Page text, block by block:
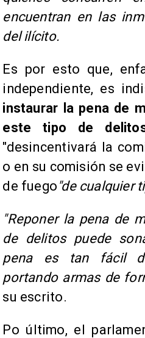
encuentran en las
del ilícito.
Es por esto que,
independiente, es
instaurar la pena de
este tipo de
"desincentivará la
o en su comisión se
de fuego "de cualquier
"Reponer la pena de
de delitos puede
pena es tan fácil
portando armas de
su escrito.
Po último, el